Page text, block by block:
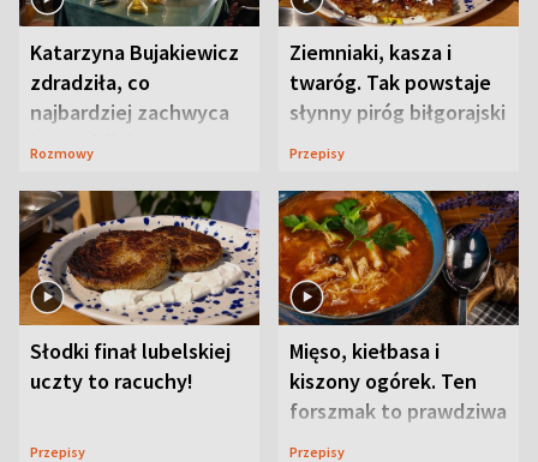
Katarzyna Bujakiewicz
zdradziła, co
najbardziej zachwyca
ją w Lublinie
Rozmowy
Ziemniaki, kasza i
twaróg. Tak powstaje
słynny piróg biłgorajski
Przepisy
Słodki finał lubelskiej
uczty to racuchy!
Przepisy
Mięso, kiełbasa i
kiszony ogórek. Ten
forszmak to prawdziwa
uczta
Przepisy